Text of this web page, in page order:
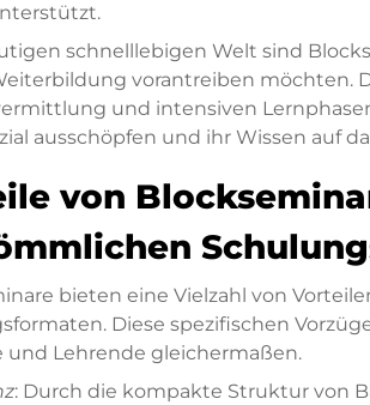
schnelllebigen Welt sind
vorantreiben möchten.
und intensiven
ausschöpfen und ihr Wissen auf
von
bieten eine Vielzahl von
Diese spezifischen
und Lehrende gleichermaßen.
: Durch die kompakte Struktur von